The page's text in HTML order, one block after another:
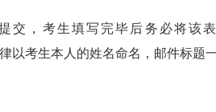
交，考生填写完毕后务必将该
以考生本人的姓名命名，邮件标题